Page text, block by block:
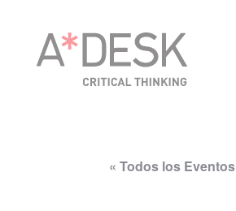
« Todos los Eventos